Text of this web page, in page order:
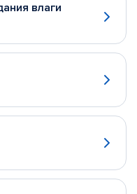
влаги